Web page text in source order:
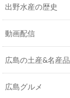
出野水産の歴史
動画配信
広島の土産&名産品
広島グルメ